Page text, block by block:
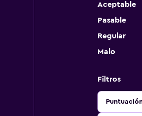
Aceptable
Pasable
Regular
Malo
Filtros